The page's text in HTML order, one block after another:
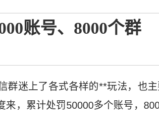
账号、8000个群
群迷上了各式各样的**玩法，也主
，累计处罚50000多个账号，